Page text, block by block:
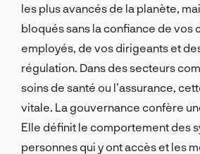
les plus avancés de la planète,
bloqués sans la confiance de vos
employés, de vos dirigeants et
régulation. Dans des secteurs
soins de santé ou l’assurance,
vitale. La gouvernance confère
Elle définit le comportement des
personnes qui y ont accès et les